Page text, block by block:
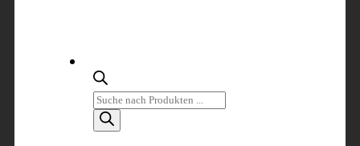
Products
search